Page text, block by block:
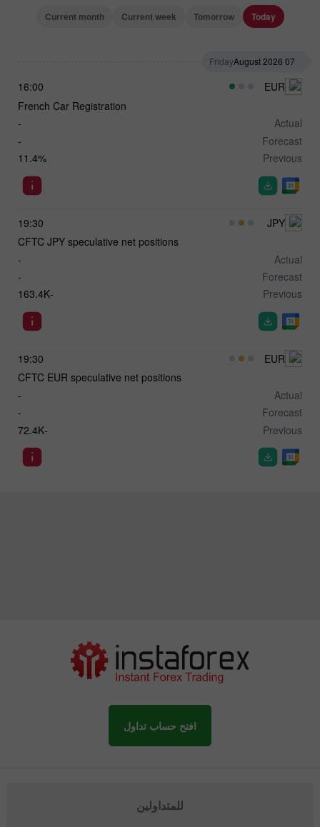
Today
Tomorrow
Current week
Current month
07 August 2026
Friday
16:00
EUR
French Car Registration
Actual
-
Forecast
-
Previous
11.4%
19:30
JPY
CFTC JPY speculative net positions
Actual
-
Forecast
-
Previous
-163.4K
19:30
EUR
CFTC EUR speculative net positions
Actual
-
Forecast
-
Previous
-72.4K
افتح حساب تداول
للمتداولين